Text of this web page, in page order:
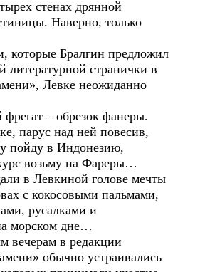
стенах дрянной
Наверно, только
которые Бралгин предложил
литературной странички в
Левке неожиданно
– обрезок фанеры.
над ней повесив,
в Индонезию,
на Фареры…
в Левкиной голове мечты
с кокосовыми пальмами,
русалками и
морском дне…
в редакции
обычно устраивались